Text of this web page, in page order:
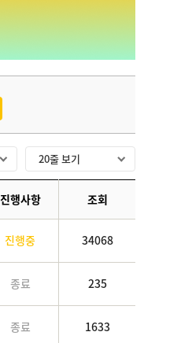
진행사항 조회
진행중 34068
종료 235
종료 1633